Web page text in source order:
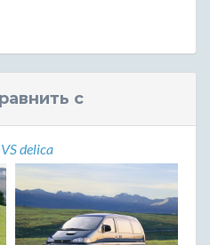
с
delica